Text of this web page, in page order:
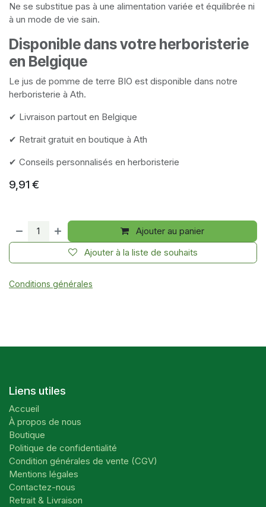
Ne se substitue pas à une alimentation variée et équilibrée ni
à un mode de vie sain.
Disponible dans votre herboristerie
en Belgique
Le jus de pomme de terre BIO est disponible dans notre
herboristerie à Ath.
✔ Livraison partout en Belgique
✔ Retrait gratuit en boutique à Ath
✔ Conseils personnalisés en herboristerie
9,91 €
Ajouter au panier
Ajouter à la liste de souhaits
Conditions générales
Liens utiles
Accueil
À propos de nous
Boutique
Politique de confidentialité
Condition générales de vente (CGV)
Mentions légales
Contactez-nous
Retrait & Livraison